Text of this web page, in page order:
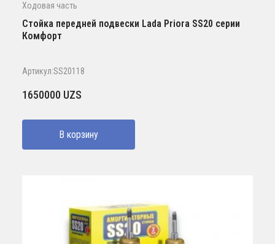
Ходовая часть
Стойка передней подвески Lada Priora SS20 серии
Комфорт
Артикул:SS20118
1650000 UZS
В корзину